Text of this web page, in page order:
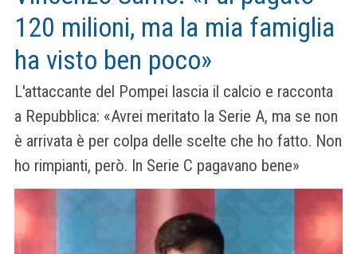
120 milioni, ma la mia famiglia
ha visto ben poco»
L'attaccante del Pompei lascia il calcio e racconta
a Repubblica: «Avrei meritato la Serie A, ma se non
è arrivata è per colpa delle scelte che ho fatto. Non
ho rimpianti, però. In Serie C pagavano bene»